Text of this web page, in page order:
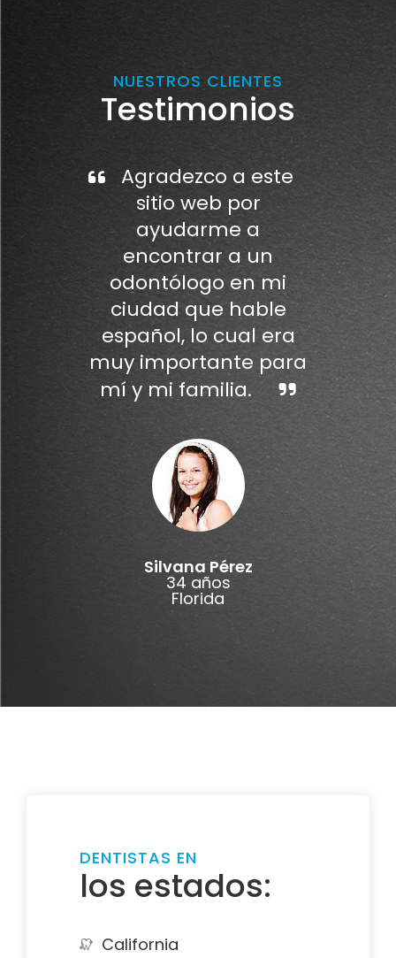
NUESTROS CLIENTES
Testimonios
Agradezco a este
sitio web por
ayudarme a
encontrar a un
odontólogo en mi
ciudad que hable
español, lo cual era
muy importante para
mí y mi familia.
Silvana Pérez
34 años
Florida
DENTISTAS EN
los estados:
California